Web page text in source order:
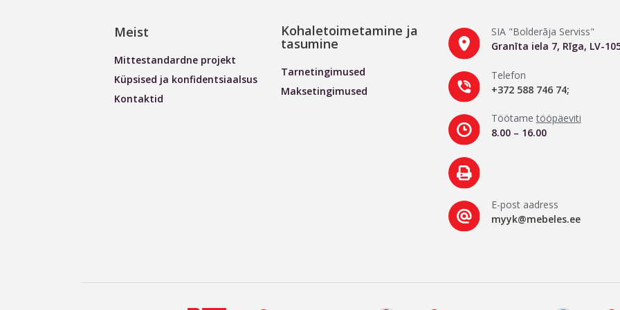
Meist
Mittestandardne projekt
Küpsised ja konfidentsiaalsus
Kontaktid
Kohaletoimetamine ja
tasumine
Tarnetingimused
Maksetingimused
SIA "Bolderāja Serviss"
Granīta iela 7, Rīga, LV-
Telefon
+372 588 746 74;
Töötametööpäeviti
8.00 – 16.00
E-post aadress
myyk@mebeles.ee